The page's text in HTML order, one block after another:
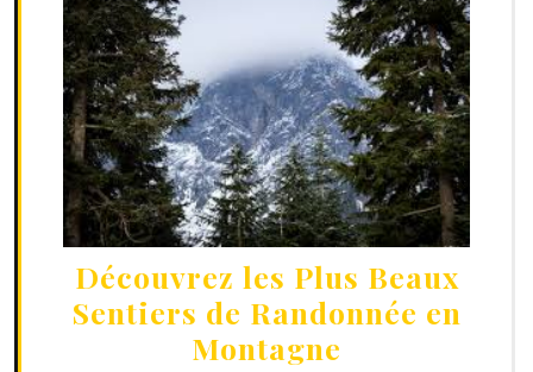
Découvrez les Plus Beaux
Sentiers de Randonnée en
Montagne